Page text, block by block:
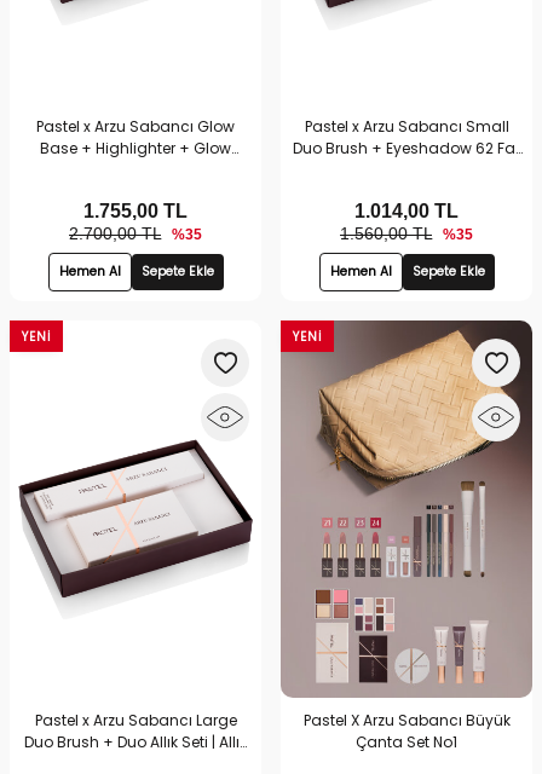
Pastel x Arzu Sabancı Glow
Base + Highlighter + Glow
2.700,00 TL %35
1.755,00 TL
Hemen Al Sepete Ekle
Pastel x Arzu Sabancı Small
Duo Brush + Eyeshadow 62 Far
1.560,00 TL %35
1.014,00 TL
Hemen Al Sepete Ekle
YENI
Pastel x Arzu Sabancı Large
Duo Brush + Duo Allık Seti | Allık
YENI
Pastel X Arzu Sabancı Büyük
Çanta Set No1